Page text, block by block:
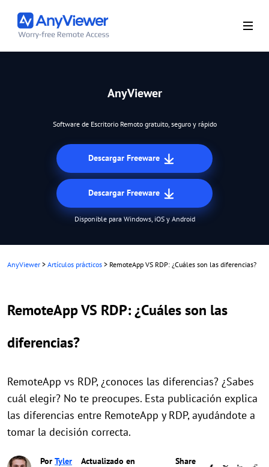
AnyViewer
Software de Escritorio Remoto gratuito, seguro y rápido
Descargar Freeware
Descargar Freeware
Disponible para Windows, iOS y Android
AnyViewer > Artículos prácticos > RemoteApp VS RDP: ¿Cuáles son las diferencias?
RemoteApp VS RDP: ¿Cuáles son las
diferencias?
RemoteApp vs RDP, ¿conoces las diferencias? ¿Sabes
cuál elegir? No te preocupes. Esta publicación explica
las diferencias entre RemoteApp y RDP, ayudándote a
tomar la decisión correcta.
Por Tyler
Actualizado en
Share